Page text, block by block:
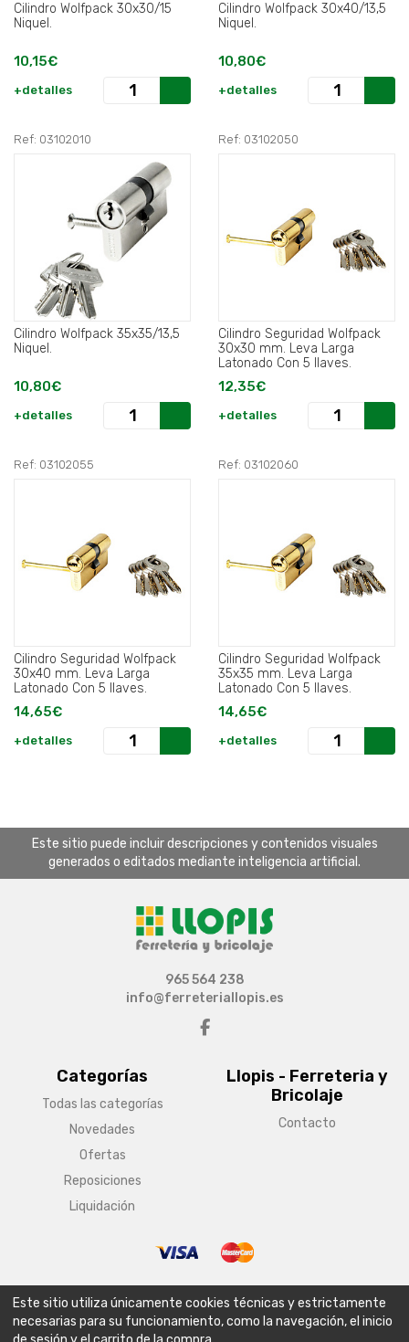
Cilindro Wolfpack 30x30/15
Niquel.
10,15€
+detalles
Cilindro Wolfpack 30x40/13,5
Niquel.
10,80€
+detalles
Ref: 03102010
Cilindro Wolfpack 35x35/13,5
Niquel.
10,80€
+detalles
Ref: 03102050
Cilindro Seguridad Wolfpack
30x30 mm. Leva Larga
Latonado Con 5 llaves.
12,35€
+detalles
Ref: 03102055
Cilindro Seguridad Wolfpack
30x40 mm. Leva Larga
Latonado Con 5 llaves.
14,65€
+detalles
Ref: 03102060
Cilindro Seguridad Wolfpack
35x35 mm. Leva Larga
Latonado Con 5 llaves.
14,65€
+detalles
Este sitio puede incluir descripciones y contenidos visuales
generados o editados mediante inteligencia artificial.
Categorías
Todas las categorías
Novedades
Ofertas
Reposiciones
Liquidación
Llopis - Ferreteria y
Bricolaje
Contacto
965 564 238
info@ferreteriallopis.es
Aviso legal Condiciones generales de venta
Política de envío
Este sitio utiliza únicamente cookies técnicas y estrictamente
necesarias para su funcionamiento, como la navegación, el inicio